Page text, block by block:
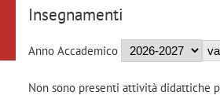
Insegnamenti
Anno Accademico
Non sono presenti attività didattiche